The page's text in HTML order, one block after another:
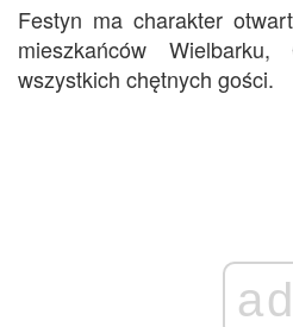
Festyn ma charakter
mieszkańców
wszystkich chętnych gości.
ad